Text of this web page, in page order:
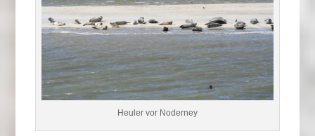
Heuler vor Noderney